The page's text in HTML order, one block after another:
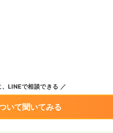
LINEで相談できる
いて聞いてみる